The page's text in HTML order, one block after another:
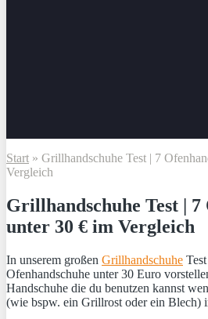
Start » Grillhandschuhe Test | 7
Vergleich
Grillhandschuhe Test | 7
unter 30 € im Vergleich
In unserem großen Grillhandschuhe
Ofenhandschuhe unter 30 Euro
Handschuhe die du benutzen kannst
(wie bspw. ein Grillrost oder ein Blech)